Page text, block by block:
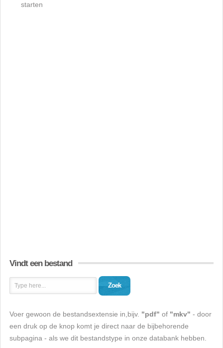
starten
Vindt een bestand
Zoek
Voer gewoon de bestandsextensie in,bijv. "pdf" of "mkv" - door
een druk op de knop komt je direct naar de bijbehorende
subpagina - als we dit bestandstype in onze databank hebben.